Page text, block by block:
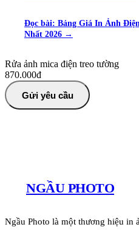
Đọc bài: Bảng Giá In Ảnh
Nhất 2026 →
Rửa ảnh mica điện treo tường
870.000đ
Gửi yêu cầu
NGẦU PHOTO
Ngầu Photo là một thương hiệu in